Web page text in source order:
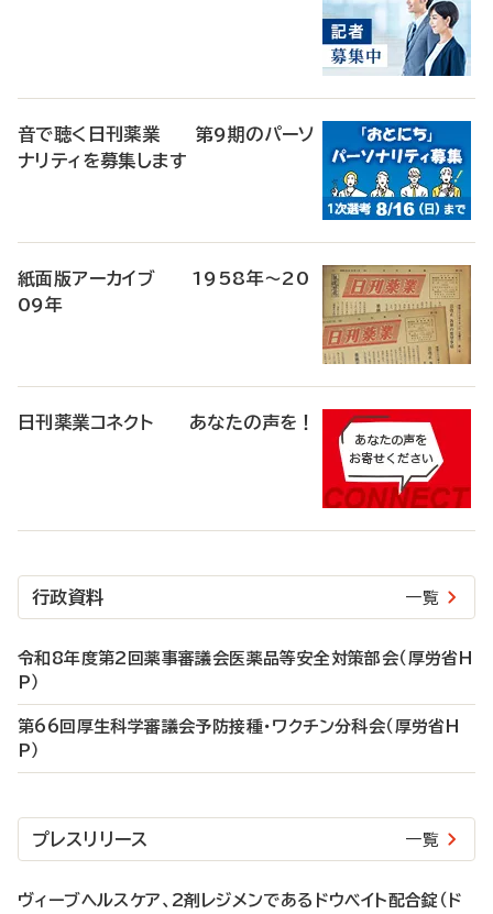
音で聴く日刊薬業 第9期のパーソ
ナリティを募集します
紙面版アーカイブ 1958年～20
09年
日刊薬業コネクト あなたの声を！
行政資料 一覧
令和8年度第2回薬事審議会医薬品等安全対策部会（厚労省H
P）
第66回厚生科学審議会予防接種・ワクチン分科会（厚労省H
P）
プレスリリース 一覧
ヴィーブヘルスケア、2剤レジメンであるドウベイト配合錠（ド